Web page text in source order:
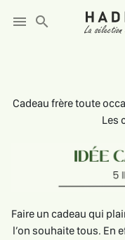
menu search
Cadeau
Les cadeaux
Faire un cadeau qui
l’on souhaite tous. En